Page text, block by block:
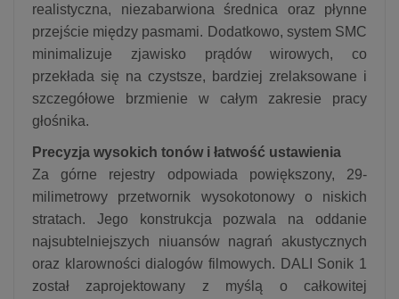
realistyczna, niezabarwiona średnica oraz płynne
przejście między pasmami. Dodatkowo, system SMC
minimalizuje zjawisko prądów wirowych, co
przekłada się na czystsze, bardziej zrelaksowane i
szczegółowe brzmienie w całym zakresie pracy
głośnika.
Precyzja wysokich tonów i łatwość ustawienia
Za górne rejestry odpowiada powiększony, 29-
milimetrowy przetwornik wysokotonowy o niskich
stratach. Jego konstrukcja pozwala na oddanie
najsubtelniejszych niuansów nagrań akustycznych
oraz klarowności dialogów filmowych. DALI Sonik 1
został zaprojektowany z myślą o całkowitej